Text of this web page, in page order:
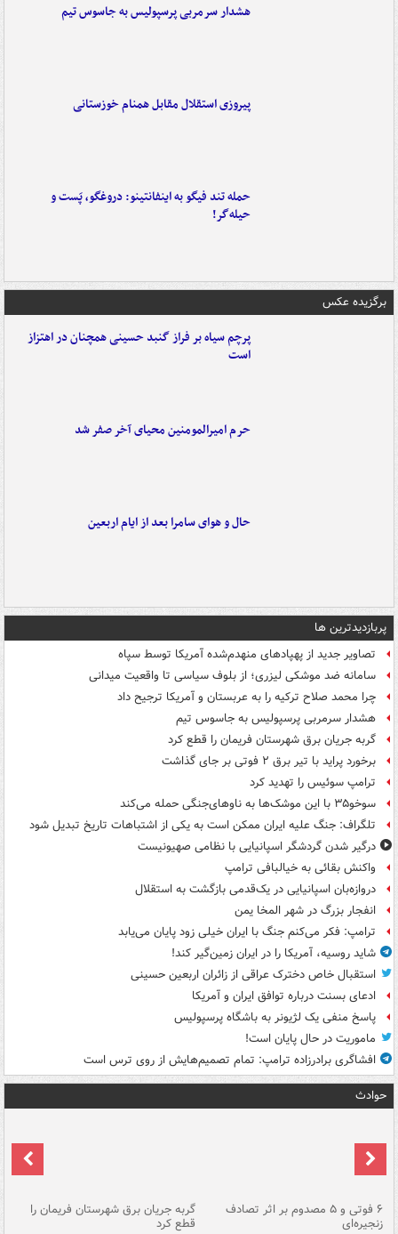
هشدار سرمربی پرسپولیس به جاسوس تیم
پیروزی استقلال مقابل همنام خوزستانی
حمله تند فیگو به اینفانتینو: دروغگو، پَست‌ و
حیله‌گر!
برگزیده عکس
پرچم سیاه بر فراز گنبد حسینی همچنان در اهتزاز
است
حرم امیرالمومنین محیای آخر صفر شد
حال و هوای سامرا بعد از ایام اربعین
پربازدیدترین ها
تصاویر جدید از پهپادهای منهدم‌شده آمریکا توسط سپاه
سامانه ضد موشکی لیزری؛ از بلوف سیاسی تا واقعیت میدانی
چرا محمد صلاح ترکیه را به عربستان و آمریکا ترجیح داد
هشدار سرمربی پرسپولیس به جاسوس تیم
گربه جریان برق شهرستان فریمان را قطع کرد
برخورد پراید با تیر برق ۲ فوتی بر جای گذاشت
ترامپ سوئیس را تهدید کرد
سوخو۳۵ با این موشک‌ها به ناوهای‌جنگی حمله می‌کند
تلگراف: جنگ علیه ایران ممکن است به یکی از اشتباهات تاریخ تبدیل شود
درگیر شدن گردشگر اسپانیایی با نظامی صهیونیست
واکنش بقائی به خیالبافی ترامپ
دروازه‌بان اسپانیایی در یک‌قدمی بازگشت به استقلال
انفجار بزرگ در شهر المخا یمن
ترامپ: فکر می‌کنم جنگ با ایران خیلی زود پایان می‌یابد
شاید روسیه، آمریکا را در ایران زمین‌گیر کند!
استقبال خاص دخترک عراقی از زائران اربعین حسینی
ادعای بسنت درباره توافق ایران و آمریکا
پاسخ منفی یک لژیونر به باشگاه پرسپولیس
ماموریت در حال پایان است!
افشاگری برادرزاده ترامپ: تمام تصمیم‌هایش از روی ترس است
حوادث
۶ فوتی و ۵ مصدوم بر اثر تصادف
زنجیره‌ای
گربه جریان برق شهرستان فریمان را
قطع کرد